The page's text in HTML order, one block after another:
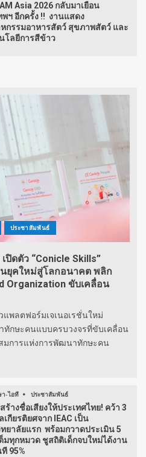
Asia 2026 กลับมาเยือน
พฯ อีกครั้ง !! งานแสดง
กรรมอาหารสัตว์ สุขภาพสัตว์ และ
โลยีการสีข้าว
ประชาสัมพันธ์
ปิดตัว “Conicle Skills”
คใหม่สู่โลกอนาคต พลิก
Organization ขับเคลื่อน
พลตฟอร์มเจเนอเรชั่นใหม่
ทักษะคนแบบครบวงจรที่ขับเคลื่อน
มการแห่งการพัฒนาทักษะคน
า-ไอที ประชาสัมพันธ์
สร้างชื่อเสียงให้ประเทศไทย! คว้า 3
เกียรติยศจาก IEAC เป็น
ยาลัยแรก พร้อมกวาดประเมิน 5
มทุกหมวด ชูสถิติเด็กจบใหม่ได้งาน
95%